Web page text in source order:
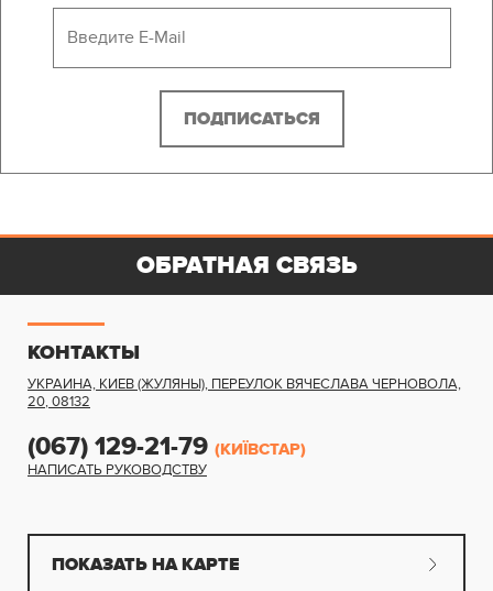
КОНТАКТЫ
УКРАИНА, КИЕВ (ЖУЛЯНЫ), ПЕРЕУЛОК ВЯЧЕСЛАВА ЧЕРНОВОЛА,
20,08132
(067) 129-21-79 (КИЇВСТАР)
НАПИСАТЬ РУКОВОДСТВУ
ПОКАЗАТЬ НА КАРТЕ
ОБРАТНАЯ СВЯЗЬ